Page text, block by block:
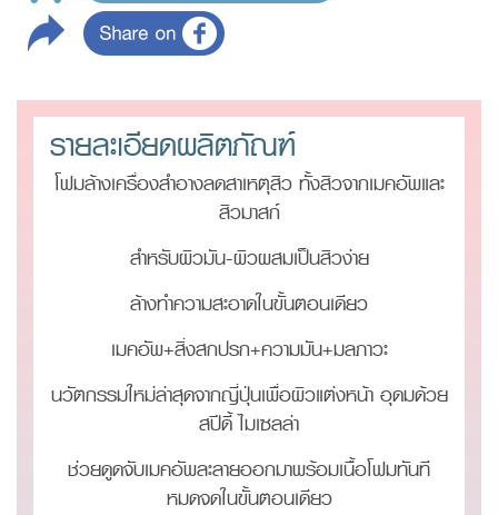
รายละเอียดผลิตภัณฑ์
โฟมล้างเครื่องสำอางลดสาเหตุสิว ทั้งสิวจากเมคอัพและ
สิวมาสก์
สำหรับผิวมัน-ผิวผสมเป็นสิวง่าย
ล้างทำความสะอาดในขั้นตอนเดียว
เมคอัพ+สิ่งสกปรก+ความมัน+มลภาวะ
นวัตกรรมใหม่ล่าสุดจากญี่ปุ่นเพื่อผิวแต่งหน้า อุดมด้วย
สปีดี้ ไมเซลล่า
ช่วยดูดจับเมคอัพละลายออกมาพร้อมเนื้อโฟมทันที
หมดจดในขั้นตอนเดียว